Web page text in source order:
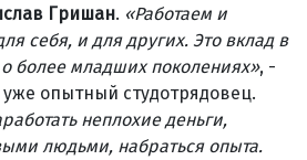
Гришан. «Работаем и
себя, и для других. Это вклад в
более младших поколениях», -
опытный студотрядовец.
неплохие деньги,
людьми, набраться опыта.